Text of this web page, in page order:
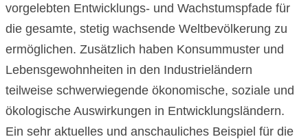
vorgelebten Entwicklungs- und Wachstumspfade für
die gesamte, stetig wachsende Weltbevölkerung zu
ermöglichen. Zusätzlich haben Konsummuster und
Lebensgewohnheiten in den Industrieländern
teilweise schwerwiegende ökonomische, soziale und
ökologische Auswirkungen in Entwicklungsländern.
Ein sehr aktuelles und anschauliches Beispiel für die